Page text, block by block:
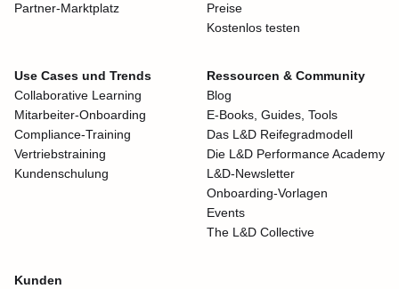
Partner-Marktplatz
Preise
Kostenlos testen
Use Cases und Trends
Collaborative Learning
Mitarbeiter-Onboarding
Compliance-Training
Vertriebstraining
Kundenschulung
Ressourcen & Community
Blog
E-Books, Guides, Tools
Das L&D Reifegradmodell
Die L&D Performance Academy
L&D-Newsletter
Onboarding-Vorlagen
Events
The L&D Collective
Kunden